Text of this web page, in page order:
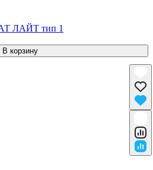
ЛАЙТ тип 1
В корзину